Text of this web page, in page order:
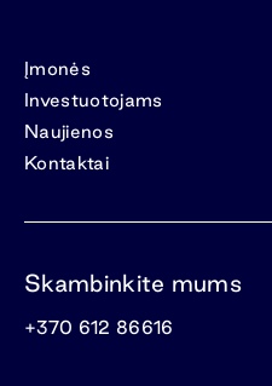
Įmonės
Investuotojams
Naujienos
Kontaktai
Skambinkite mums
+370 612 86616